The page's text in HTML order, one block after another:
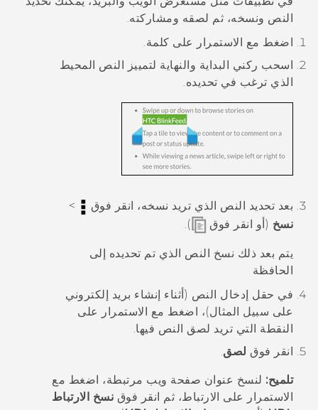
الدعم
النص ونسخه، ثم لصقه ومشاركته.
اضغط مع الاستمرار على كلمة.
اسحب ركني البداية والنهاية لتمييز النص المحيط
الذي ترغب في تحديده.
بعد تحديد النص الذي تريد نسخه، انقر فوق
>
نسخ (أو انقر فوق ).
يتم بعد ذلك نسخ النص الذي تم تحديده إلى
الحافظة
في حقل إدخال النص (أثناء إنشاء بريد إلكتروني
على سبيل المثال)، اضغط مع الاستمرار على
النقطة التي تريد لصق النص فيها.
انقر فوق لصق.
تلميح: لنسخ عنوان صفحة ويب مرتبطة، اضغط مع
الاستمرار على الارتباط، ثم انقر فوق نسخ الارتباط